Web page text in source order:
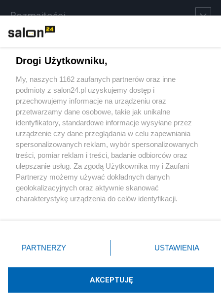
Rozmaitości
Sport
Społeczeństwo
Kultura
X Facebook Instagram Youtube
Technologię dostarcza:W3media.pl
Drogi Użytkowniku,
My, naszych 1162 zaufanych partnerów oraz inne
podmioty z salon24.pl uzyskujemy dostęp i
przechowujemy informacje na urządzeniu oraz
przetwarzamy dane osobowe, takie jak unikalne
identyfikatory, standardowe informacje wysyłane przez
urządzenie czy dane przeglądania w celu zapewniania
spersonalizowanych reklam, wybór spersonalizowanych
treści, pomiar reklam i treści, badanie odbiorców oraz
ulepszanie usług. Za zgodą Użytkownika my i Zaufani
Partnerzy możemy używać dokładnych danych
geolokalizacyjnych oraz aktywnie skanować
charakterystykę urządzenia do celów identyfikacji.
zmienić/wycofać klikając przycisk ustawień prywatności
znajdujący się w lewym dolnym rogu strony
rodzaje przetwarzania danych nie wymagają zgody
użytkownika, ale masz prawo sprzeciwić się takiemu
przetwarzaniu. Preferencje będą miały zastosowania tylko
PARTNERZY USTAWIENIA
AKCEPTUJĘ